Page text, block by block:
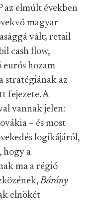
az elmúlt években
magyar
vált; retail
cash flow,
eurós hozam
stratégiának az
fejezete. A
vannak jelen:
– és most
logikájáról,
hogy a
ma a régió
Bárány
elnökét